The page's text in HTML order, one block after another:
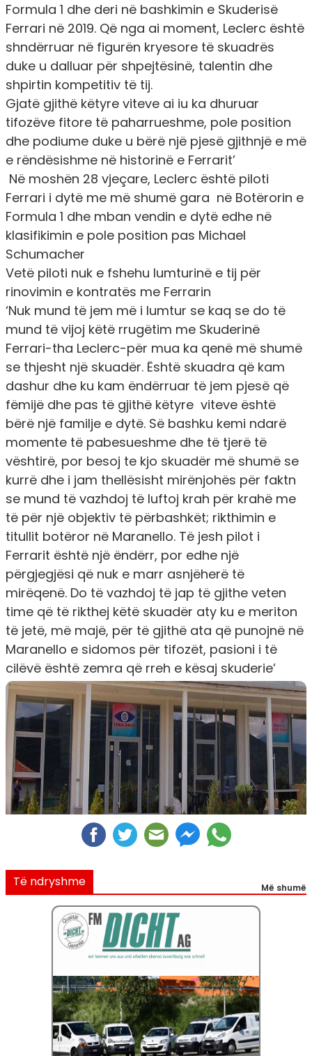
Formula 1 dhe deri në bashkimin e Skuderisë
Ferrari në 2019. Që nga ai moment, Leclerc është
shndërruar në figurën kryesore të skuadrës
duke u dalluar për shpejtësinë, talentin dhe
shpirtin kompetitiv të tij.
Gjatë gjithë këtyre viteve ai iu ka dhuruar
tifozëve fitore të paharrueshme, pole position
dhe podiume duke u bërë një pjesë gjithnjë e më
e rëndësishme në historinë e Ferrarit’
Në moshën 28 vjeçare, Leclerc është piloti
Ferrari i dytë me më shumë gara në Botërorin e
Formula 1 dhe mban vendin e dytë edhe në
klasifikimin e pole position pas Michael
Schumacher
Vetë piloti nuk e fshehu lumturinë e tij për
rinovimin e kontratës me Ferrarin
‘Nuk mund të jem më i lumtur se kaq se do të
mund të vijoj këtë rrugëtim me Skuderinë
Ferrari-tha Leclerc-për mua ka qenë më shumë
se thjesht një skuadër. Është skuadra që kam
dashur dhe ku kam ëndërruar të jem pjesë që
fëmijë dhe pas të gjithë këtyre viteve është
bërë një familje e dytë. Së bashku kemi ndarë
momente të pabesueshme dhe të tjerë të
vështirë, por besoj te kjo skuadër më shumë se
kurrë dhe i jam thellësisht mirënjohës për faktn
se mund të vazhdoj të luftoj krah për krahë me
të për një objektiv të përbashkët; rikthimin e
titullit botëror në Maranello. Të jesh pilot i
Ferrarit është një ëndërr, por edhe një
përgjegjësi që nuk e marr asnjëherë të
mirëqenë. Do të vazhdoj të jap të gjithe veten
time që të rikthej këtë skuadër aty ku e meriton
të jetë, më majë, për të gjithë ata që punojnë në
Maranello e sidomos për tifozët, pasioni i të
cilëvë është zemra që rreh e kësaj skuderie’
Të ndryshme Më shumë